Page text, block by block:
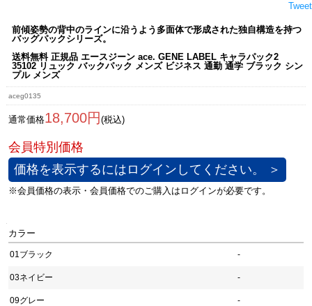
Tweet
前傾姿勢の背中のラインに沿うよう多面体で形成された独自構造を持つ
バッグパックシリーズ。
送料無料 正規品 エースジーン ace. GENE LABEL キャラパック2
35102 リュック バックパック メンズ ビジネス 通勤 通学 ブラック シン
プル メンズ
aceg0135
通常価格18,700円 (税込)
価格を表示するにはログインしてください。 ＞
カラー
01ブラック -
03ネイビー -
09グレー -